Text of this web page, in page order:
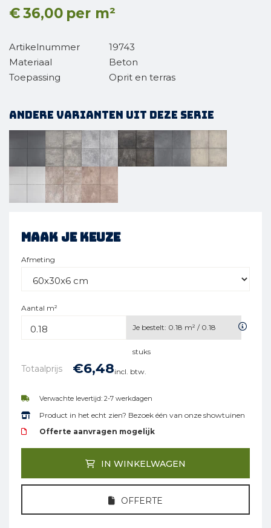
€36,00 per m²
Artikelnummer
19743
Materiaal
Beton
Toepassing
Oprit en terras
Andere varianten uit deze serie
Maak je keuze
Afmeting
Aantal m²
Je bestelt: 0.18 m² / 0.18
stuks
Totaalprijs €6,48incl. btw.
Verwachte levertijd: 2-7 werkdagen
Product in het echt zien? Bezoek één van onze showtuinen
Offerte aanvragen mogelijk
IN WINKELWAGEN
OFFERTE